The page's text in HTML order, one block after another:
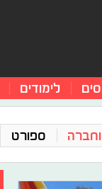
לימודים
וחברה ספורט